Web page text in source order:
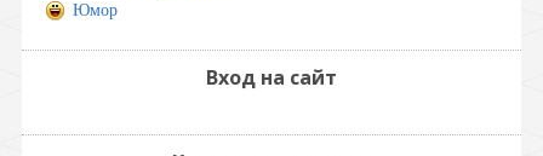
Юмор
Вход на сайт